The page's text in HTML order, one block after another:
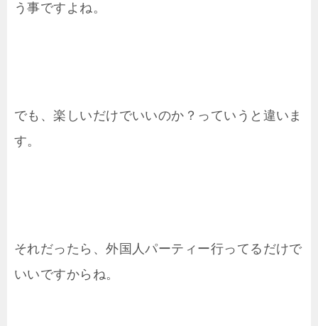
う事ですよね。
でも、楽しいだけでいいのか？っていうと違いま
す。
それだったら、外国人パーティー行ってるだけで
いいですからね。